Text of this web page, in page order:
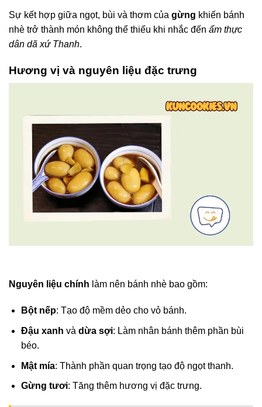
Sự kết hợp giữa ngọt, bùi và thơm của gừng khiến bánh
nhè trở thành món không thể thiếu khi nhắc đến ẩm thực
dân dã xứ Thanh.
Hương vị và nguyên liệu đặc trưng
Nguyên liệu chính làm nên bánh nhè bao gồm:
Bột nếp: Tạo độ mềm dẻo cho vỏ bánh.
Đậu xanh và dừa sợi: Làm nhân bánh thêm phần bùi
béo.
Mật mía: Thành phần quan trọng tạo độ ngọt thanh.
Gừng tươi: Tăng thêm hương vị đặc trưng.